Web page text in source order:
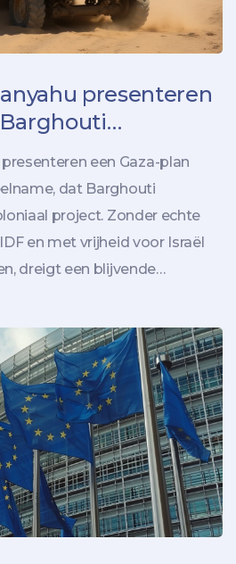
presenteren
een Gaza-plan
dat Barghouti
project. Zonder echte
en met vrijheid voor Israël
dreigt een blijvende